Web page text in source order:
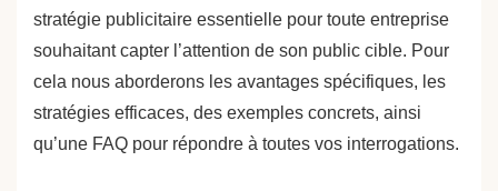
stratégie publicitaire essentielle pour toute entreprise
souhaitant capter l’attention de son public cible. Pour
cela nous aborderons les avantages spécifiques, les
stratégies efficaces, des exemples concrets, ainsi
qu’une FAQ pour répondre à toutes vos interrogations.